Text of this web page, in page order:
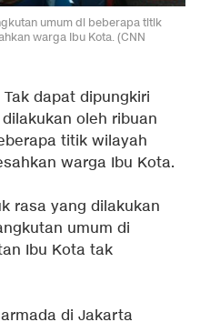
umum di beberapa titik
warga Ibu Kota. (CNN
Tak dapat dipungkiri
oleh ribuan
titik wilayah
warga Ibu Kota.
rasa yang dilakukan
umum di
Ibu Kota tak
di Jakarta